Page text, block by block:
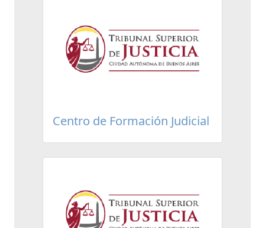
Centro de Formación Judicial